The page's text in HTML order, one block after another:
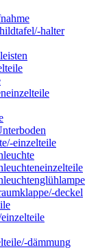
halter
einzelteile
deckel
dämmung